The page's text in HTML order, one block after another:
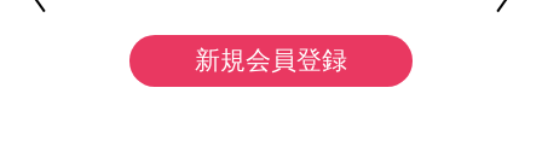
新規会員登録